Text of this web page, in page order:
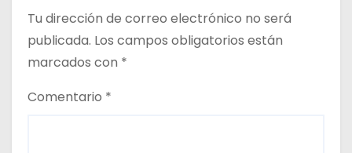
r
a
Tu dirección de correo electrónico no será
publicada. Los campos obligatorios están
marcados con *
Comentario *